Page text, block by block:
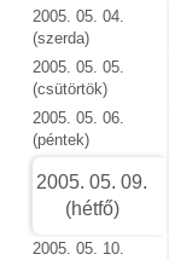
2005. 05. 04.
(szerda)
2005. 05. 05.
(csütörtök)
2005. 05. 06.
(péntek)
2005. 05. 09.
(hétfő)
2005. 05. 10.